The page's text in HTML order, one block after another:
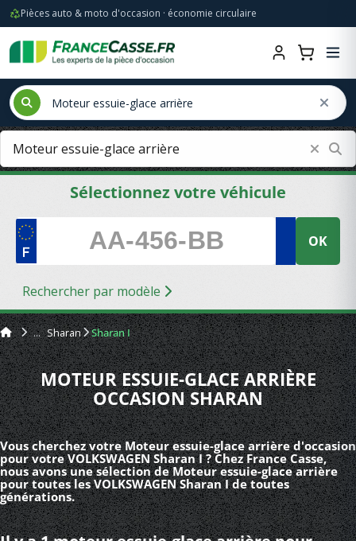
Pièces auto & moto d'occasion · économie circulaire
Sélectionnez votre véhicule
OK
Rechercher par modèle
Sharan Sharan I
MOTEUR ESSUIE-GLACE ARRIÈRE
OCCASION SHARAN
Vous cherchez votre Moteur essuie-glace arrière d'occasion
pour votre VOLKSWAGEN Sharan I ? Chez France Casse,
nous avons une sélection de Moteur essuie-glace arrière
pour toutes les VOLKSWAGEN Sharan I de toutes
générations.